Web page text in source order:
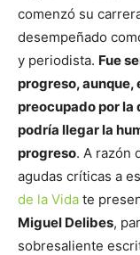
comenzó su
desempeñado
y periodista. Fue
progreso, aunque,
preocupado por la
podría llegar la
progreso. A razón
agudas críticas a
de la Vida te
Miguel Delibes,
sobresaliente